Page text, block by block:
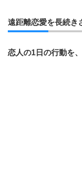
遠距離恋愛を長続き
恋人の1日の行動を